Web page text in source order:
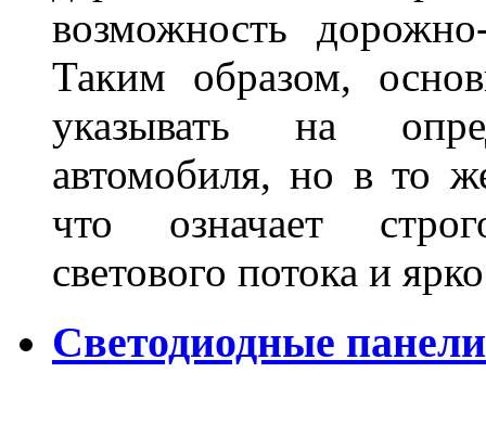
возможность
Таким образом,
указывать на
автомобиля, но в то
что означает
светового потока и
Светодиодные